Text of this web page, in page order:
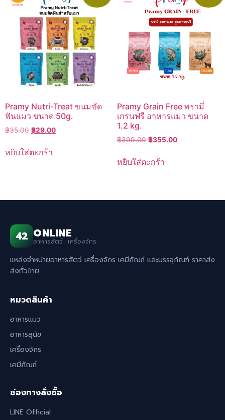
Pramy Nutri-Treat ขนมขัด
ฟันแมว ขนาด 50g.
฿35.00 Original
was:
฿29.00Current
หยิบใส่ตะกร้า
Pramy Grain Free พรามี่
เกรนฟรี อาหารแมว ขนาด
1.2 kg.
฿399.00 Original
was:
฿355.00Current
หยิบใส่ตะกร้า
42 ONLINE
อาหารสัตว์ · เครื่องจักร
แหล่งจำหน่ายอาหารสัตว์ เครื่องจักร เคมีภัณฑ์ และบรรจุภัณฑ์ ราคาส่ง
ส่งทั่วไทย
หมวดสินค้า
อาหารแมว
อาหารสุนัข
เครื่องจักร
เคมีภัณฑ์
ช่องทางสั่งซื้อ
LINE Official